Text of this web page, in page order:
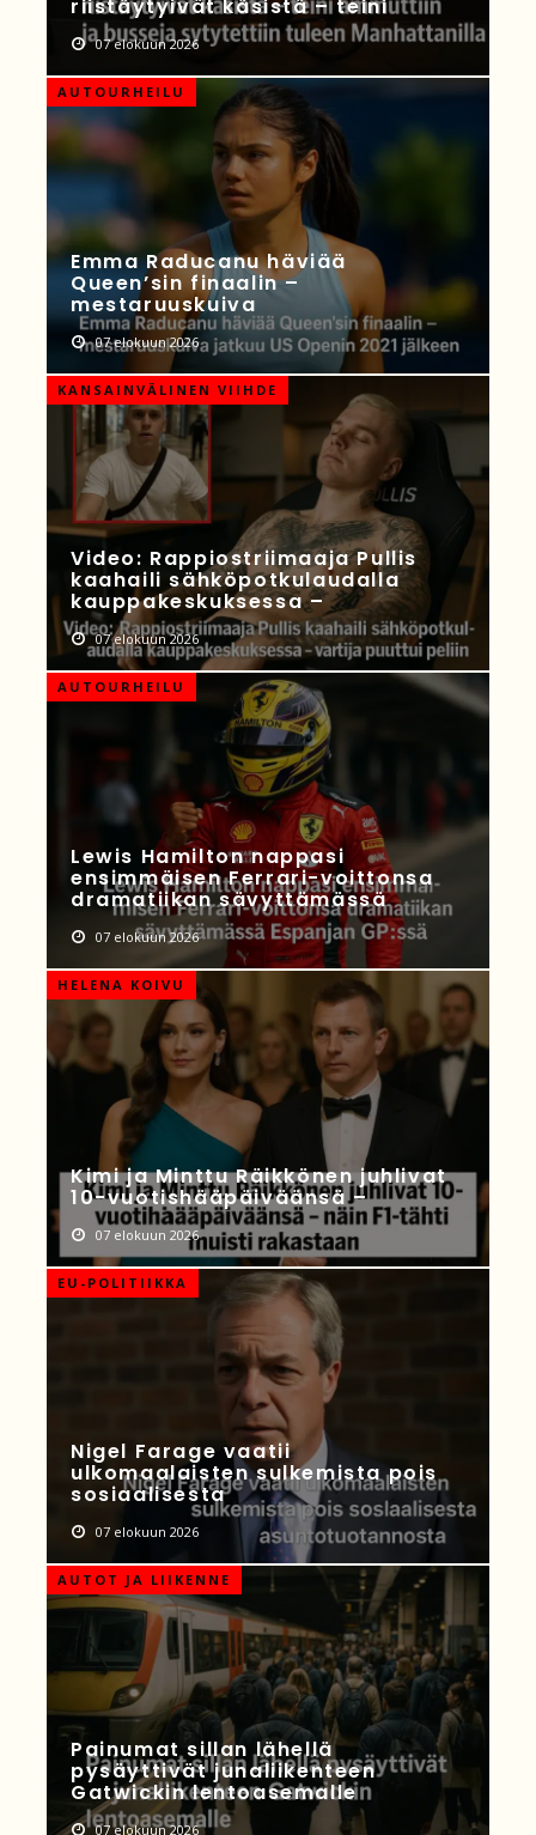
riistäytyivät käsistä – teini
07 elokuun 2026
AUTOURHEILU
Emma Raducanu häviää
Queen’sin finaalin –
mestaruuskuiva
07 elokuun 2026
KANSAINVÄLINEN VIIHDE
Video: Rappiostriimaaja Pullis
kaahaili sähköpotkulaudalla
kauppakeskuksessa –
07 elokuun 2026
AUTOURHEILU
Lewis Hamilton nappasi
ensimmäisen Ferrari-voittonsa
dramatiikan sävyttämässä
07 elokuun 2026
HELENA KOIVU
Kimi ja Minttu Räikkönen juhlivat
10-vuotishääpäiväänsä –
07 elokuun 2026
EU-POLITIIKKA
Nigel Farage vaatii
ulkomaalaisten sulkemista pois
sosiaalisesta
07 elokuun 2026
AUTOT JA LIIKENNE
Painumat sillan lähellä
pysäyttivät junaliikenteen
Gatwickin lentoasemalle
07 elokuun 2026